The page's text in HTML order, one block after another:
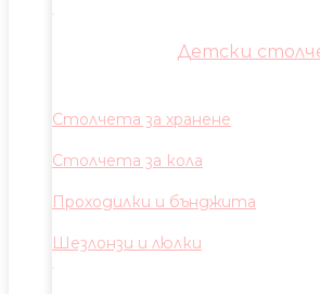
Детски
Столчета за хранене
Столчета за кола
Проходилки и бънджита
Шезлонзи и люлки